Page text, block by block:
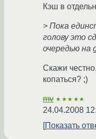
Кэш в
> Пока
голову это
очередью на
Скажи
копаться? ;)
mv ★★★★★
24.04.2008
Показать